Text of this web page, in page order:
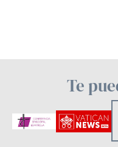
Te